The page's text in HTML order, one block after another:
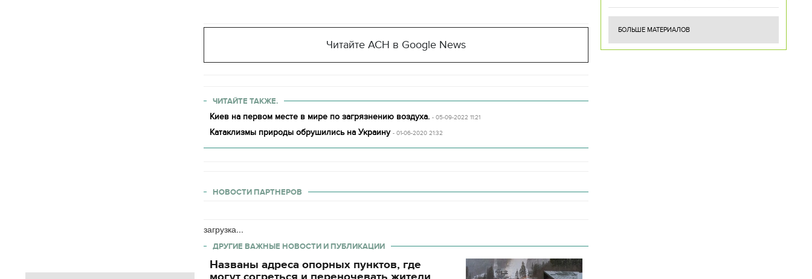
Читайте АСН в Google News
ЧИТАЙТЕ ТАКЖЕ.
Киев на первом месте в мире по загрязнению воздуха. - 05-09-2022 11:21
Катаклизмы природы обрушились на Украину - 01-06-2020 21:32
НОВОСТИ ПАРТНЕРОВ
загрузка...
ДРУГИЕ ВАЖНЫЕ НОВОСТИ И ПУБЛИКАЦИИ
Названы адреса опорных пунктов, где
могут согреться и переночевать жители
БОЛЬШЕ МАТЕРИАЛОВ